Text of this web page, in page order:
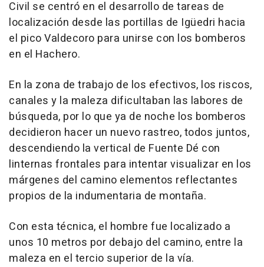
Civil se centró en el desarrollo de tareas de
localización desde las portillas de Igüedri hacia
el pico Valdecoro para unirse con los bomberos
en el Hachero.
En la zona de trabajo de los efectivos, los riscos,
canales y la maleza dificultaban las labores de
búsqueda, por lo que ya de noche los bomberos
decidieron hacer un nuevo rastreo, todos juntos,
descendiendo la vertical de Fuente Dé con
linternas frontales para intentar visualizar en los
márgenes del camino elementos reflectantes
propios de la indumentaria de montaña.
Con esta técnica, el hombre fue localizado a
unos 10 metros por debajo del camino, entre la
maleza en el tercio superior de la vía.